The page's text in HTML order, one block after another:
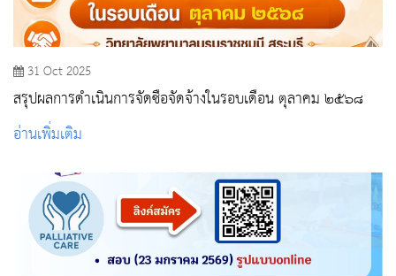
31 Oct 2025
สรุปผลการดำเนินการจัดซื้อจัดจ้างในรอบเดือน ตุลาคม ๒๕๖๘
อ่านเพิ่มเติม